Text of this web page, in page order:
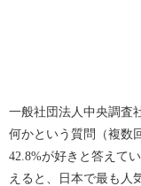
一般社団法人中央調査
何かという質問（複数
42.8%が好きと答えて
えると、日本で最も人